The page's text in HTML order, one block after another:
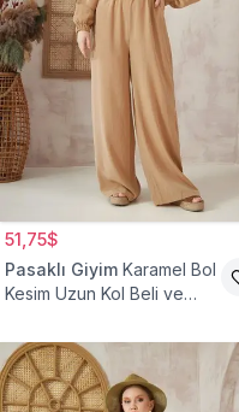
51,75$
Pasaklı Giyim Karamel Bol
Kesim Uzun Kol Beli ve
Tulum